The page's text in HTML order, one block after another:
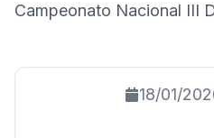
Campeonato Nacional III
18/01/